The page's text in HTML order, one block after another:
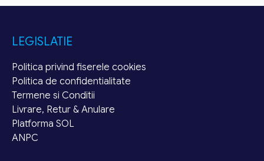
LEGISLATIE
Politica privind fiserele cookies
Politica de confidentialitate
Termene si Conditii
Livrare, Retur & Anulare
Platforma SOL
ANPC